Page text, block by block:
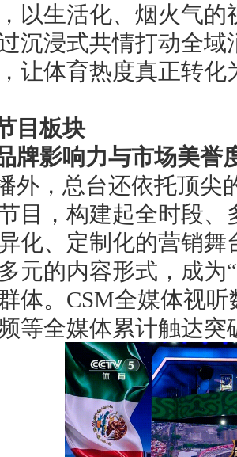
以生活化、烟火气
沉浸式共情打动全
让体育热度真正转
目板块
牌影响力与市场美誉
外，总台还依托顶尖
目，构建起全时段
化、定制化的营销
元的内容形式，成
体。CSM全媒体视
等全媒体累计触达